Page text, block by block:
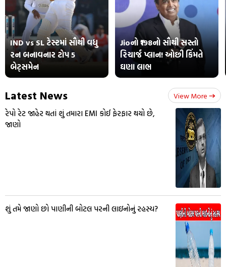
IND vs SL ટેસ્ટમાં સૌથી વધુ
રન બનાવનાર ટોપ 5
બેટ્સમેન
Jioનો ₹198નો સૌથી સસ્તો
રિચાર્જ પ્લાન! ઓછી કિંમતે
ઘણા લાભ
Latest News View More
રેપો રેટ જાહેર થતાં શું તમારા EMI કોઈ ફેરફાર થયો છે,
જાણો
શું તમે જાણો છો પાણીની બોટલ પરની લાઇનોનું રહસ્ય?